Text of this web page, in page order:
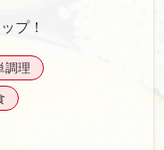
プ！
調理